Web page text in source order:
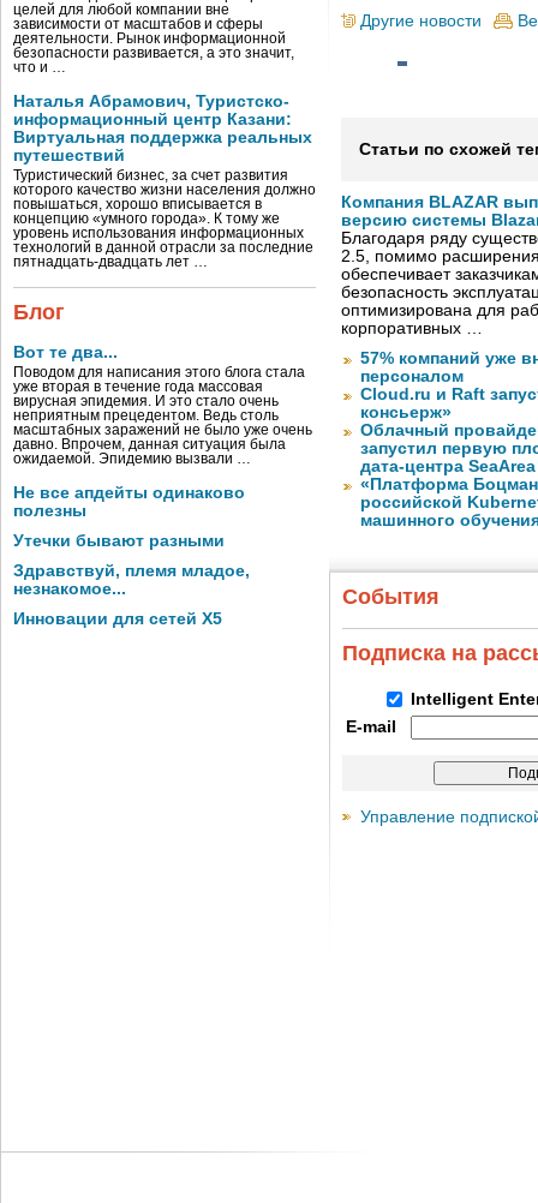
целей для любой компании вне
зависимости от масштабов и сферы
деятельности. Рынок информационной
безопасности развивается, а это значит,
что и …
Наталья Абрамович, Туристско-
информационный центр Казани:
Виртуальная поддержка реальных
путешествий
Туристический бизнес, за счет развития
которого качество жизни населения должно
повышаться, хорошо вписывается в
концепцию «умного города». К тому же
уровень использования информационных
технологий в данной отрасли за последние
пятнадцать-двадцать лет …
Блог
Вот те два...
Поводом для написания этого блога стала
уже вторая в течение года массовая
вирусная эпидемия. И это стало очень
неприятным прецедентом. Ведь столь
масштабных заражений не было уже очень
давно. Впрочем, данная ситуация была
ожидаемой. Эпидемию вызвали …
Не все апдейты одинаково
полезны
Утечки бывают разными
Здравствуй, племя младое,
незнакомое...
Инновации для сетей X5
Другие новости
Статьи по схожей
Компания BLAZAR
версию системы
Благодаря ряду
2.5, помимо
обеспечивает
безопасность
оптимизирована для
корпоративных …
57% компаний уже
персоналом
Cloud.ru и Raft
консьерж»
Облачный
запустил первую
дата-центра
«Платформа
российской
машинного
События
Подписка на
Intelligent
E-mail
Управление